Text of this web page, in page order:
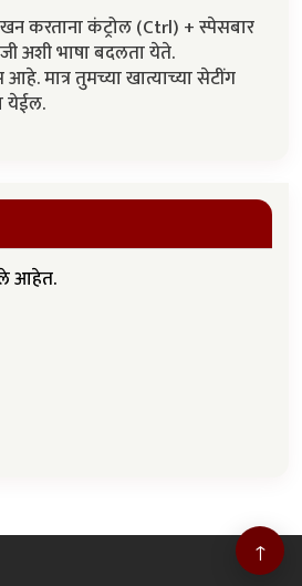
करताना कंट्रोल (Ctrl) + स्पेसबार
अशी भाषा बदलता येते.
मात्र तुमच्या खात्याच्या सेटींग
येईल.
आहेत.
↑